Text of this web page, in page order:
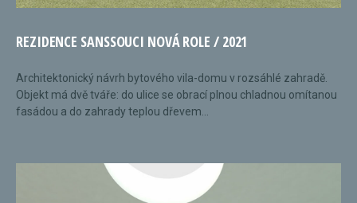
REZIDENCE SANSSOUCI NOVÁ ROLE / 2021
Architektonický návrh bytového vila-domu v rozsáhlé zahradě.
Objekt má dvě tváře: do ulice se obrací plnou chladnou omítanou
fasádou a do zahrady teplou dřevem...